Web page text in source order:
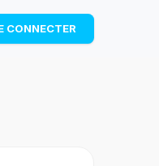
TÉLÉCHARGER
CONNECTER